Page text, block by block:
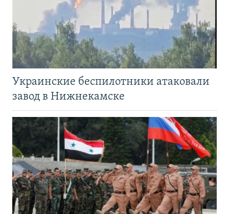
Украинские беспилотники атаковали
завод в Нижнекамске